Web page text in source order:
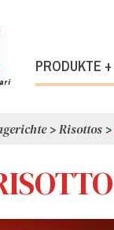
PRODUKTE +
>Risottos >